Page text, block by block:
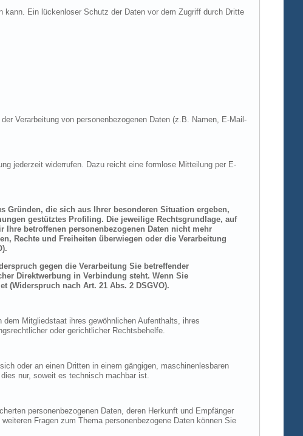
Ein lückenloser Schutz der Daten vor dem Zugriff durch Dritte
Verarbeitung von personenbezogenen Daten (z.B. Namen, E-Mail-
jederzeit widerrufen. Dazu reicht eine formlose Mitteilung per E-
Gründen, die sich aus Ihrer besonderen Situation ergeben,
gestütztes Profiling. Die jeweilige Rechtsgrundlage, auf
betroffenen personenbezogenen Daten nicht mehr
Rechte und Freiheiten überwiegen oder die Verarbeitung
gegen die Verarbeitung Sie betreffender
Direktwerbung in Verbindung steht. Wenn Sie
(Widerspruch nach Art. 21 Abs. 2 DSGVO).
Mitgliedstaat ihres gewöhnlichen Aufenthalts, ihres
oder gerichtlicher Rechtsbehelfe.
oder an einen Dritten in einem gängigen, maschinenlesbaren
nur, soweit es technisch machbar ist.
personenbezogenen Daten, deren Herkunft und Empfänger
Fragen zum Thema personenbezogene Daten können Sie